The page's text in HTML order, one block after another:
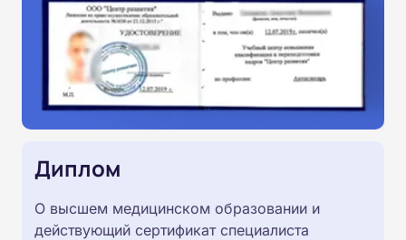
Диплом
О высшем медицинском образовании и
действующий сертификат специалиста